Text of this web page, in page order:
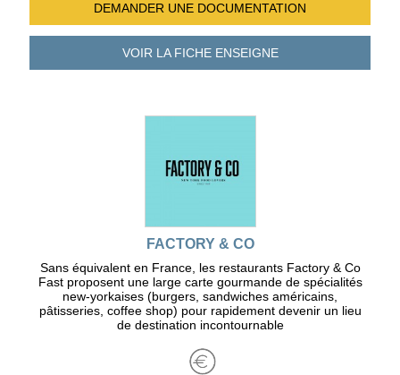
DEMANDER UNE DOCUMENTATION
VOIR LA FICHEENSEIGNE
FACTORY & CO
Sans équivalent en France, les restaurants Factory & Co
Fast proposent une large carte gourmande de spécialités
new-yorkaises (burgers, sandwiches américains,
pâtisseries, coffee shop) pour rapidement devenir un lieu
de destination incontournable